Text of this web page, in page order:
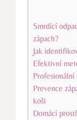
Smrdící
zápach?
Jak
Efektivní
Prevence
koši
Domácí